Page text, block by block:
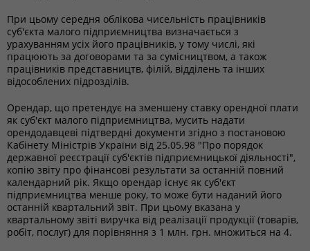
При цьому середня облікова чисельність працівників
суб'єкта малого підприємництва визначається з
урахуванням усіх його працівників, у тому числі, які
працюють за договорами та за сумісництвом, а також
працівників представництв, філій, відділень та інших
відособлених підрозділів.
Орендар, що претендує на зменшену ставку орендної плати
як суб'єкт малого підприємництва, мусить надати
орендодавцеві підтвердні документи згідно з постановою
Кабінету Міністрів України від 25.05.98 "Про порядок
державної реєстрації суб'єктів підприємницької діяльності",
копію звіту про фінансові результати за останній повний
календарний рік. Якщо орендар існує як суб'єкт
підприємництва менше року, то може бути наданий його
останній квартальний звіт. При цьому вказана у
квартальному звіті виручка від реалізації продукції (товарів,
робіт, послуг) для порівняння з 1 млн. грн. множиться на 4.